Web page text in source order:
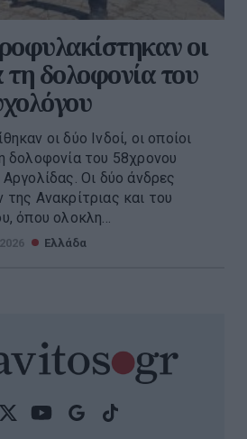
οι
τη δολοφονία του
οι δύο Ινδοί, οι οποίοι
δολοφονία του 58χρονου
Οι δύο άνδρες
Ανακρίτριας και του
όπου ολοκλη...
Ελλάδα